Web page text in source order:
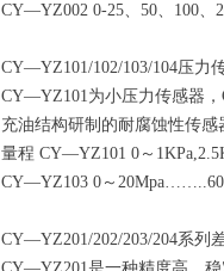
CY—YZ002 0-25、50、100、
CY—YZ101/102/103/104压力
CY—YZ101为小压力传感器
充油结构研制的耐腐蚀性传感
量程 CY—YZ101 0～
CY—YZ103 0～
CY—YZ201/202/203/204系列